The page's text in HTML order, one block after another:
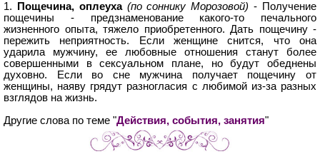
1.
Пощечина, оплеуха (по соннику Морозовой) - Получение
пощечины - предзнаменование какого-то печального
жизненного опыта, тяжело приобретенного. Дать пощечину -
пережить неприятность. Если женщине снится, что она
ударила мужчину, ее любовные отношения станут более
совершенными в сексуальном плане, но будут обеднены
духовно. Если во сне мужчина получает пощечину от
женщины, наяву грядут разногласия с любимой из-за разных
взглядов на жизнь.
Другие слова по теме "Действия, события, занятия"